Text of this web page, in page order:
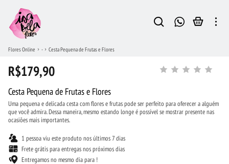
Flores Online - Cesta Pequena de Frutas e Flores
R$179,90
Cesta Pequena de Frutas e Flores
Uma pequena e delicada cesta com flores e frutas pode ser perfeito para oferecer a alguém
que você admira. Dessa maneira, mesmo estando longe é possível se mostrar presente nas
ocasiões mais importantes.
1 pessoa viu este produto nos últimos 7 dias
Frete grátis para entregas nos próximos dias
Entregamos no mesmo dia para !